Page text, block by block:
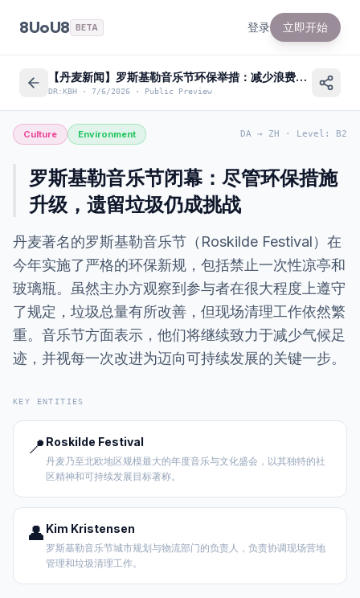
8UoU8 BETA 登录 立即开始
【丹麦新闻】罗斯基勒音乐节环保举措：减少浪费与未来展望
DR:KBH · 7/6/2026 · Public Preview
Culture Environment DA → ZH · Level : B2
罗斯基勒音乐节闭幕：尽管环保措施
升级，遗留垃圾仍成挑战
丹麦著名的罗斯基勒音乐节（Roskilde Festival）在
今年实施了严格的环保新规，包括禁止一次性凉亭和
玻璃瓶。虽然主办方观察到参与者在很大程度上遵守
了规定，垃圾总量有所改善，但现场清理工作依然繁
重。音乐节方面表示，他们将继续致力于减少气候足
迹，并视每一次改进为迈向可持续发展的关键一步。
KEY ENTITIES
📍 Roskilde Festival
丹麦乃至北欧地区规模最大的年度音乐与文化盛会，以其独特的社
区精神和可持续发展目标著称。
👤 Kim Kristensen
罗斯基勒音乐节城市规划与物流部门的负责人，负责协调现场营地
管理和垃圾清理工作。